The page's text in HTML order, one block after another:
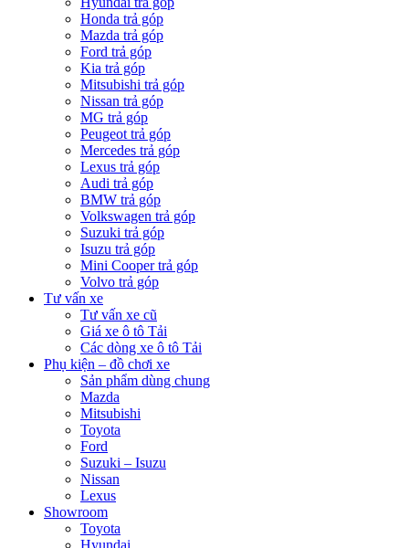
Honda trả góp
Mazda trả góp
Ford trả góp
Kia trả góp
Mitsubishi trả góp
Nissan trả góp
MG trả góp
Peugeot trả góp
Mercedes trả góp
Lexus trả góp
Audi trả góp
BMW trả góp
Volkswagen trả góp
Suzuki trả góp
Isuzu trả góp
Mini Cooper trả góp
Volvo trả góp
Tư vấn xe
Tư vấn xe cũ
Giá xe ô tô Tải
Các dòng xe ô tô Tải
Phụ kiện – đồ chơi xe
Sản phẩm dùng chung
Mazda
Mitsubishi
Toyota
Ford
Suzuki – Isuzu
Nissan
Lexus
Showroom
Toyota
Hyundai